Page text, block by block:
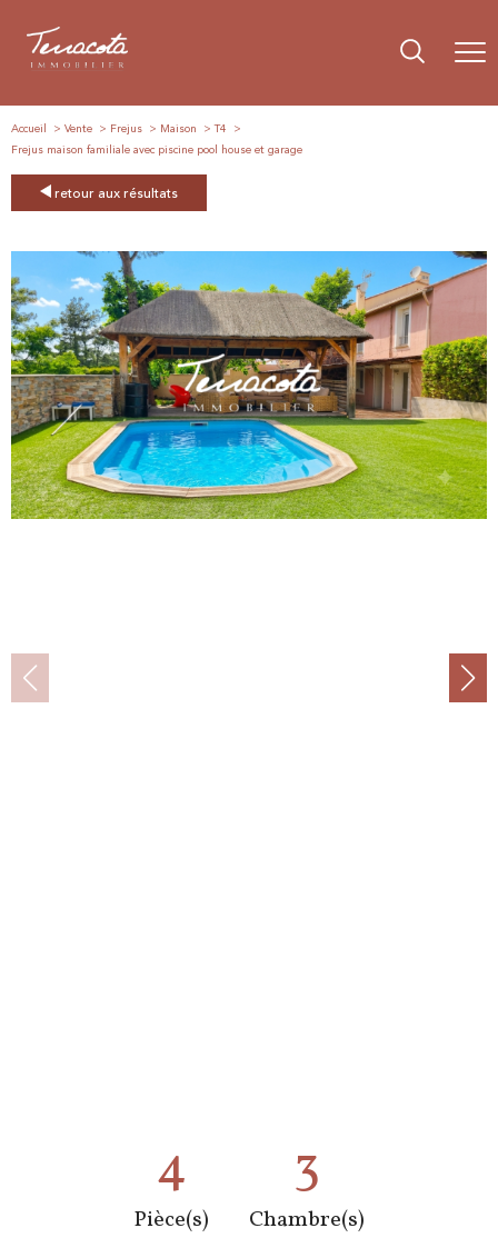
Accueil Vente Frejus Maison
T4
Frejus maison familiale avec piscine pool house et garage
retour aux résultats
4
Pièce(s)
3
Chambre(s)